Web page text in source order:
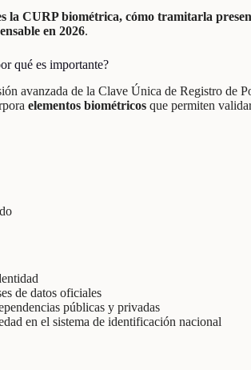
la CURP biométrica, cómo tramitarla
en 2026.
qué es importante?
avanzada de la Clave Única de Registro de
elementos biométricos que permiten
de datos oficiales
públicas y privadas
en el sistema de identificación nacional